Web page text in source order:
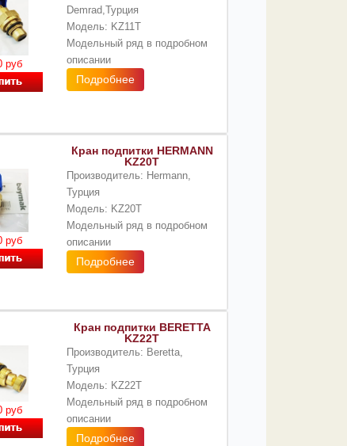
руб
Demrad,Турция
Модель: KZ11T
Модельный ряд в подробном
описании
Подробнее
руб
Кран подпитки HERMANN
KZ20T
Производитель: Hermann,
Турция
Модель: KZ20T
Модельный ряд в подробном
описании
Подробнее
руб
Кран подпитки BERETTA
KZ22T
Производитель: Beretta,
Турция
Модель: KZ22T
Модельный ряд в подробном
описании
Подробнее